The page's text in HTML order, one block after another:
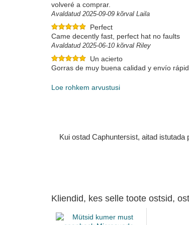
volveré a comprar.
Avaldatud 2025-09-09 kõrval Laila
Perfect
Came decently fast, perfect hat no faults
Avaldatud 2025-06-10 kõrval Riley
Un acierto
Gorras de muy buena calidad y envío
Loe rohkem arvustusi
Kui ostad Caphuntersist, aitad
Kliendid, kes selle toote ostsid,